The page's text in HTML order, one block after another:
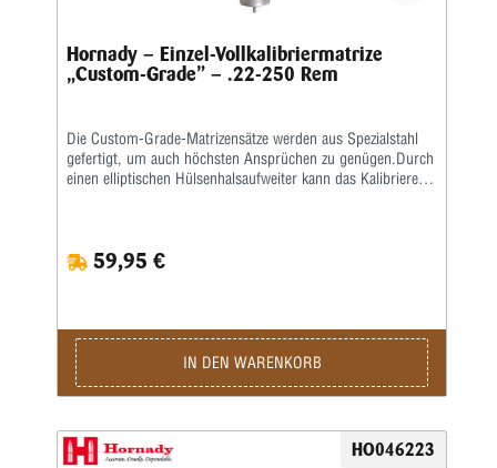
Hornady – Einzel-Vollkalibriermatrize
„Custom-Grade” – .22-250 Rem
Die Custom-Grade-Matrizensätze werden aus Spezialstahl
gefertigt, um auch höchsten Ansprüchen zu genügen.Durch
einen elliptischen Hülsenhalsaufweiter kann das Kalibrieren
59,95 €
IN DEN WARENKORB
HO046223